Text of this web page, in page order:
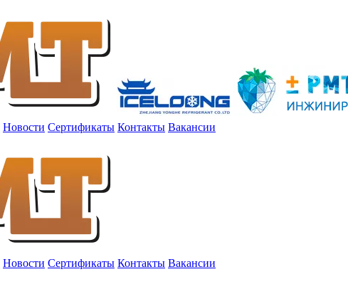
Новости Сертификаты Контакты Вакансии
Новости Сертификаты Контакты Вакансии